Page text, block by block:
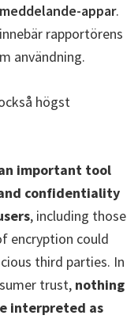
appar.
rapportörens
användning.
högst
important tool
confidentiality
, including those
encryption could
third parties. In
trust, nothing
interpreted as